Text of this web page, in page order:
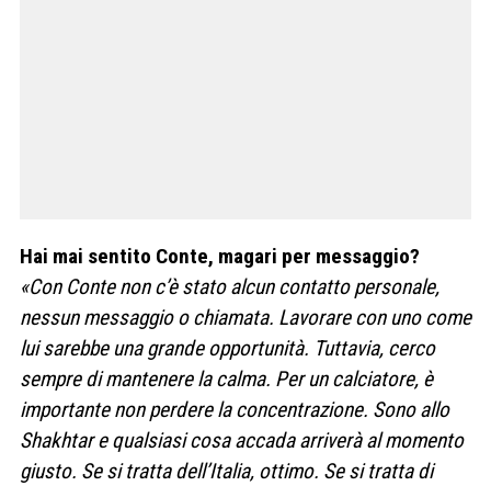
Hai mai sentito Conte, magari per messaggio?
«Con Conte non c’è stato alcun contatto personale,
nessun messaggio o chiamata. Lavorare con uno come
lui sarebbe una grande opportunità. Tuttavia, cerco
sempre di mantenere la calma. Per un calciatore, è
importante non perdere la concentrazione. Sono allo
Shakhtar e qualsiasi cosa accada arriverà al momento
giusto. Se si tratta dell’Italia, ottimo. Se si tratta di